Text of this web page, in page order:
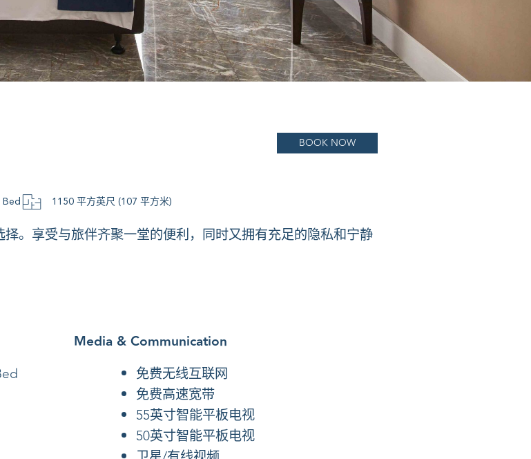
BOOK NOW
1150 平方英尺 (107 平方米)
。享受与旅伴齐聚一堂的便利，同时又拥有充足的隐私和宁静
Media & Communication
免费无线互联网
免费高速宽带
55英寸智能平板电视
50英寸智能平板电视